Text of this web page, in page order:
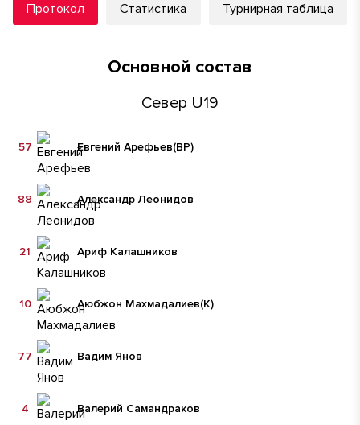
Протокол Статистика Турнирная таблица
Основной состав
Север U19
Евгений Арефьев(ВР)
57
Александр Леонидов
88
Ариф Калашников
21
Аюбжон Махмадалиев(К)
10
Вадим Янов
77
Валерий Самандраков
4